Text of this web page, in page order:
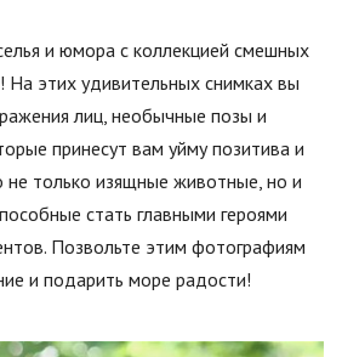
и юмора с коллекцией смешных
этих удивительных снимках вы
лиц, необычные позы и
принесут вам уйму позитива и
только изящные животные, но и
стать главными героями
Позвольте этим фотографиям
и подарить море радости!